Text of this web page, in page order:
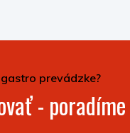
prevádzke?
- poradíme